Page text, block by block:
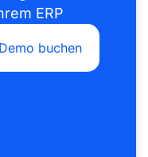
ERP
Demo buchen